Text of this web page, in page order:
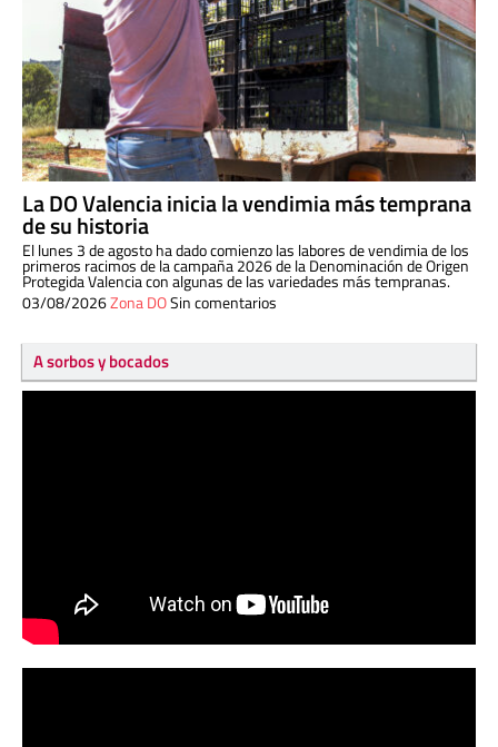
La DO Valencia inicia la vendimia más temprana
de su historia
El lunes 3 de agosto ha dado comienzo las labores de vendimia de los
primeros racimos de la campaña 2026 de la Denominación de Origen
Protegida Valencia con algunas de las variedades más tempranas.
03/08/2026Zona DOSin comentarios
A sorbos y bocados